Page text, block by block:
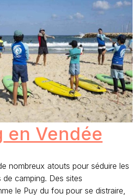
en Vendée
nombreux atouts pour séduire les
camping. Des sites
le Puy du fou pour se distraire,